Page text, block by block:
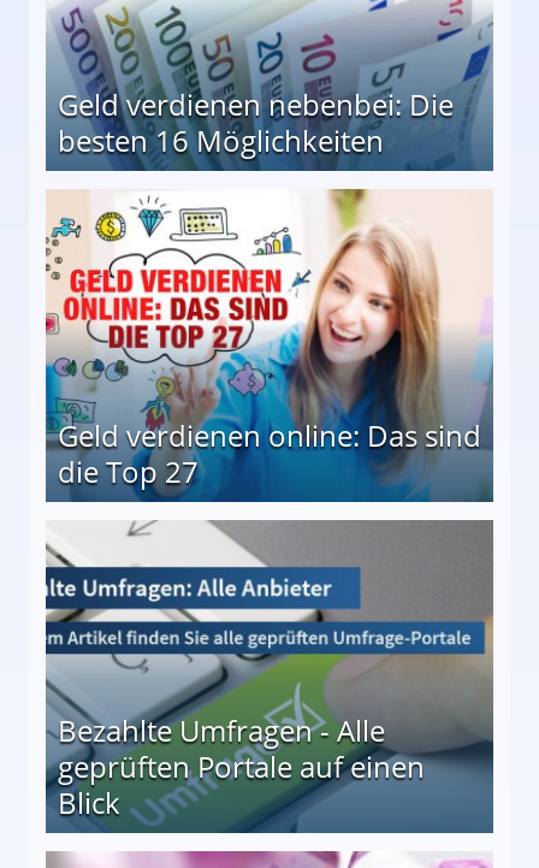
Geld verdienen nebenbei: Die
besten 16 Möglichkeiten
Geld verdienen online: Das sind
die Top 27
Bezahlte Umfragen - Alle
geprüften Portale auf einen
Blick
auf einen Blick